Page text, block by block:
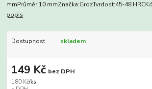
mmPrůměr:10 mmZnačka:GrozTvrdost:45-48
popis
Dostupnost skladem
180 Kč/ks
149 Kč bez DPH